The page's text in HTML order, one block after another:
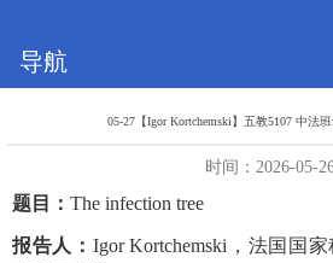
导航
05-27【Igor Kortchemski】五教5107 中法
时间：2026-05-
题目： The infection tree
报告人： Igor Kortchemski， 法国国